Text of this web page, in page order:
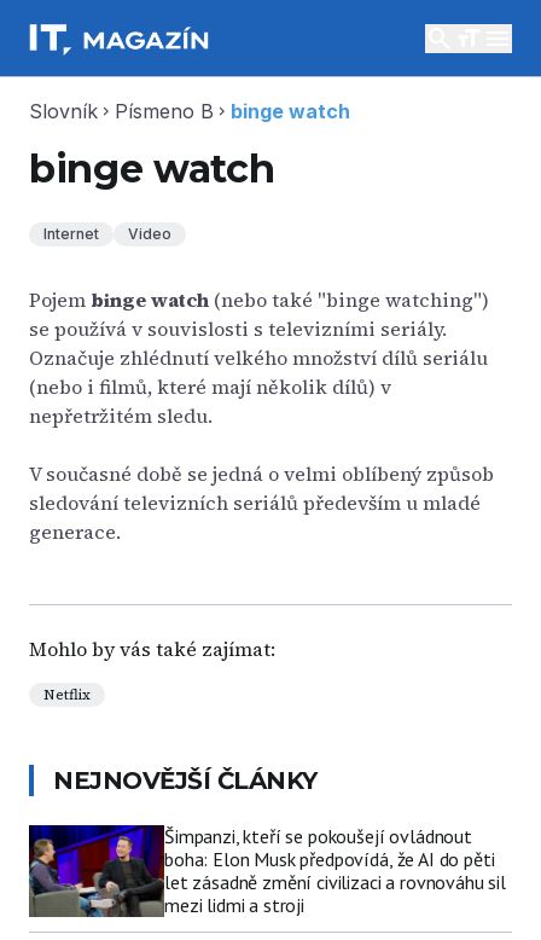
Slovník chevron_right Písmeno B chevron_right binge watch
binge watch
Internet Video
Pojem binge watch (nebo také "binge watching")
se používá v souvislosti s televizními seriály.
Označuje zhlédnutí velkého množství dílů seriálu
(nebo i filmů, které mají několik dílů) v
nepřetržitém sledu.
V současné době se jedná o velmi oblíbený způsob
sledování televizních seriálů především u mladé
generace.
Mohlo by vás také zajímat:
Netflix
NEJNOVĚJŠÍ ČLÁNKY
Šimpanzi, kteří se pokoušejí ovládnout
boha: Elon Musk předpovídá, že AI do pěti
let zásadně změní civilizaci a rovnováhu sil
mezi lidmi a stroji